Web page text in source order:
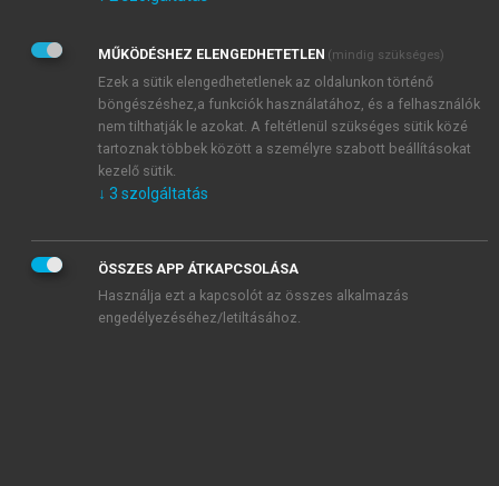
Adatkezelési tájékoztatóbanfoglaltakat tudomásul
veszem és elfogadom.
Általános vásárlási feltételeket, valamint a szotar.netés a
mersz.huoldalak licencszerződéseiben foglaltakat
tudomásul veszem és elfogadom.
KIPRÓBÁLOM
MŰKÖDÉSHEZ ELENGEDHETETLEN (mindig szükséges)
Ezek a sütik elengedhetetlenek az oldalunkon történő
böngészéshez,a funkciók használatához, és a felhasználók
nem tilthatják le azokat. A feltétlenül szükséges sütik közé
tartoznak többek között a személyre szabott beállításokat
kezelő sütik.
↓ 3 szolgáltatás
ÖSSZES APP ÁTKAPCSOLÁSA
Használja ezt a kapcsolót az összes alkalmazás
engedélyezéséhez/letiltásához.